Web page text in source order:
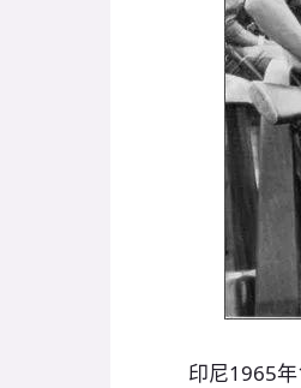
印尼1965